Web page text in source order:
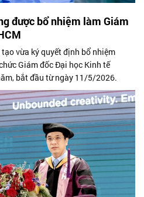
được bổ nhiệm làm Giám
vừa ký quyết định bổ nhiệm
Giám đốc Đại học Kinh tế
bắt đầu từ ngày 11/5/2026.